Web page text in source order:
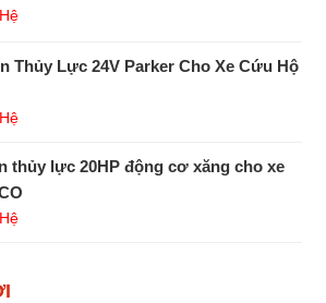
Thủy Lực 24V Parker Cho Xe Cứu Hộ
thủy lực 20HP động cơ xăng cho xe